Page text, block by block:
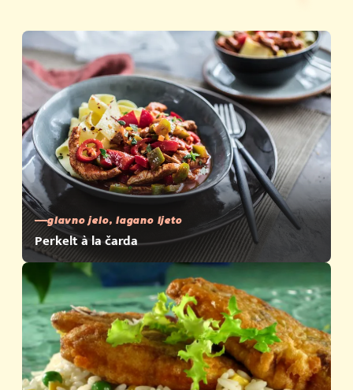
glavno jelo, lagano ljeto
Perkelt à la čarda